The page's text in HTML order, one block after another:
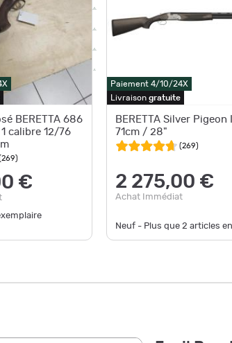
BERETTA 686
calibre 12/76
269)
€
Paiement 4/10/24X
Livraison gratuite
BERETTA Silver Pigeon
71cm / 28"
(269)
2 275,00 €
Achat Immédiat
Neuf - Plus que 2 articles